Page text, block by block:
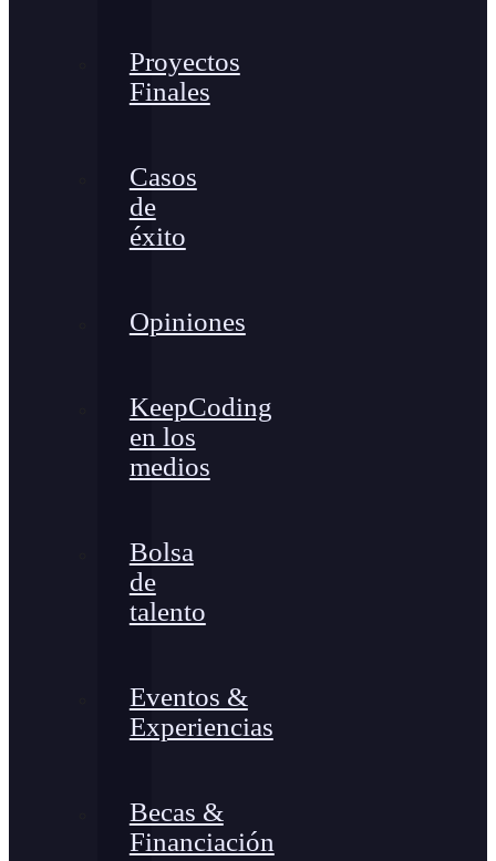
Proyectos
Finales
Casos
de
éxito
Opiniones
KeepCoding
en los
medios
Bolsa
de
talento
Eventos &
Experiencias
Becas &
Financiación